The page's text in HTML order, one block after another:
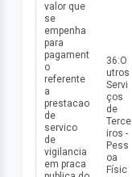
valor que
se
empenha
para
pagament
o
referente
a
prestacao
de
servico
de
vigilancia
em praca
36:O
utros
Servi
ços
de
Terce
iros -
Pess
oa
Físic